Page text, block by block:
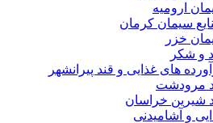
ارومیه
سیمان کرمان
خزر
و شکر
های غذایی و قند پیرانشهر
مرودشت
شیرین خراسان
و آشاميدنی